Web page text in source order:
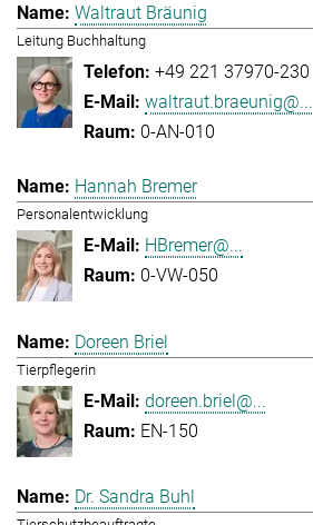
Waltraut Bräunig
Leitung Buchhaltung
+49 221 37970-230
waltraut.braeunig@...
0-AN-010
Hannah Bremer
Personalentwicklung
HBremer@...
0-VW-050
Doreen Briel
Tierpflegerin
doreen.briel@...
EN-150
Dr. Sandra Buhl